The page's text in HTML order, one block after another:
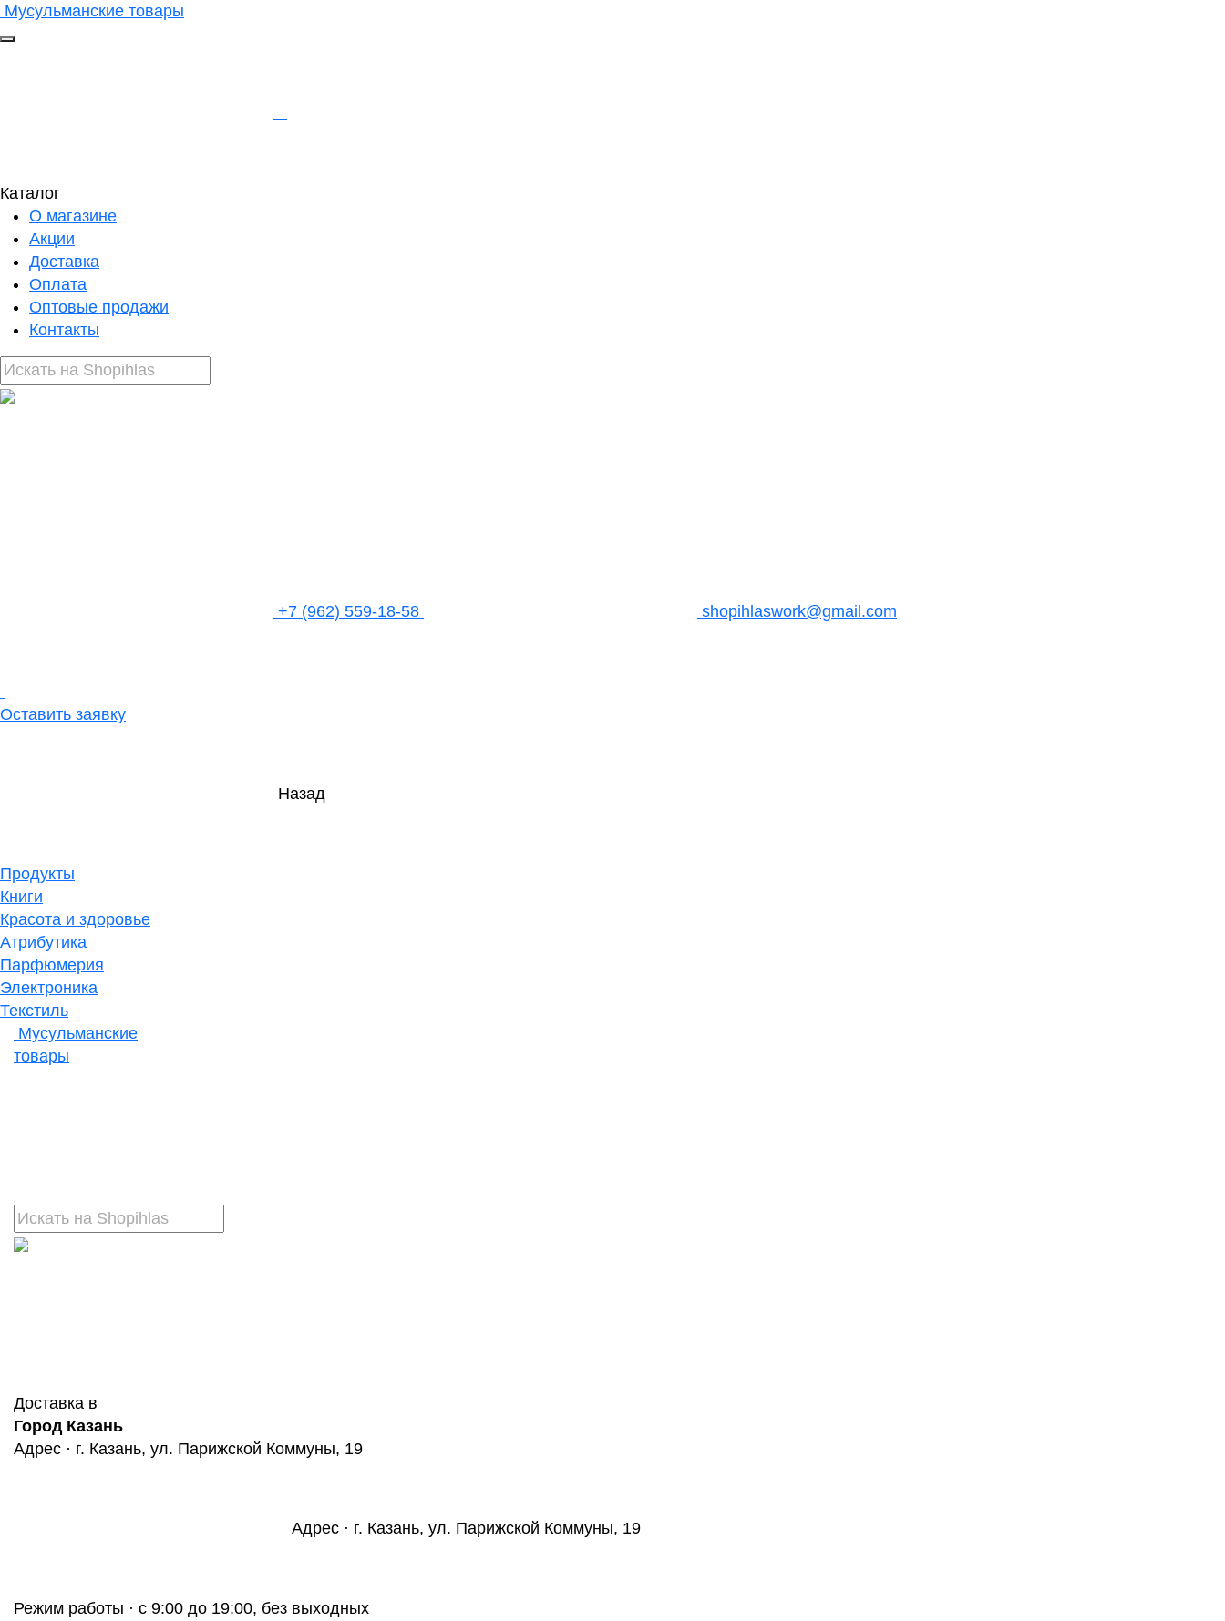
Мусульманские товары
Каталог
О магазине
Акции
Доставка
Оплата
Оптовые продажи
Контакты
+7 (962) 559-18-58 shopihlaswork@gmail.com
Оставить заявку
Назад
Продукты
Книги
Красота и здоровье
Атрибутика
Парфюмерия
Электроника
Текстиль
Мусульманские
товары
Доставка в
Город Казань
Адрес · г. Казань, ул. Парижской Коммуны, 19
Адрес · г. Казань, ул. Парижской Коммуны, 19
Режим работы · с 9:00 до 19:00, без выходных